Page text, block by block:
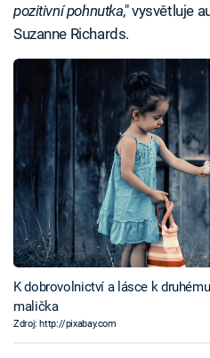
pozitivní pohnutka," vysvětluje
Suzanne Richards.
K dobrovolnictví a lásce k
malička
Zdroj: http://pixabay.com